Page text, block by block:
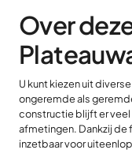
Over
U kunt kiezen uit diverse
ongeremde als
constructie blijft er veel
afmetingen. Dankzij de
inzetbaar voor